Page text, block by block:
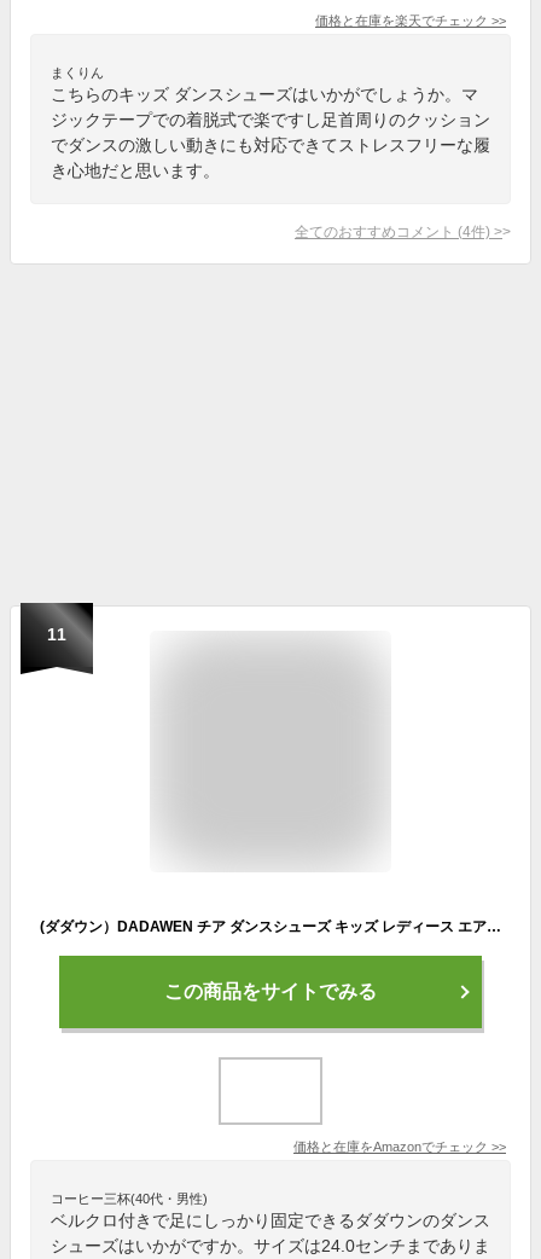
価格と在庫を楽天でチェック >>
まくりん
こちらのキッズ ダンスシューズはいかがでしょうか。マ
ジックテープでの着脱式で楽ですし足首周りのクッション
でダンスの激しい動きにも対応できてストレスフリーな履
き心地だと思います。
全てのおすすめコメント (4件) >
11
(ダダウン）DADAWEN チア ダンスシューズ キッズ レディース エアロビクス用シューズ ベロクロ式 通気 フィットネス シューズ ヒップホップ 社交ダンス チア練習着 ホワイト 20cm
この商品をサイトでみる
価格と在庫をAmazonでチェック >>
コーヒー三杯(40代・男性)
ベルクロ付きで足にしっかり固定できるダダウンのダンス
シューズはいかがですか。サイズは24.0センチまでありま